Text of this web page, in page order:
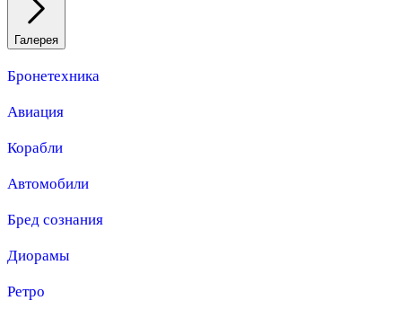
Галерея
Бронетехника
Авиация
Корабли
Автомобили
Бред сознания
Диорамы
Ретро